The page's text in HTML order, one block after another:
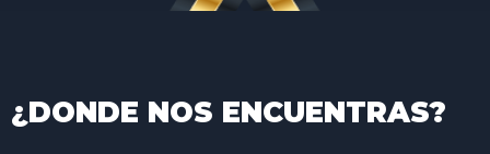
¿DONDE NOS ENCUENTRAS?